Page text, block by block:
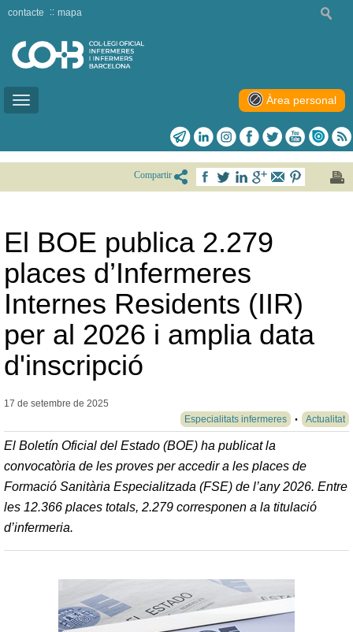
Toggle
contacte mapa
Àrea personal
Compartir
El BOE publica 2.279
places d’Infermeres
Internes Residents (IIR)
per al 2026 i amplia data
d'inscripció
17 de setembre de 2025
Especialitats infermeres
Actualitat
El Boletín Oficial del Estado (BOE) ha publicat la
convocatòria de les proves per accedir a les places de
Formació Sanitària Especialitzada (FSE) de l’any 2026. Entre
les 12.366 places totals, 2.279 corresponen a la titulació
d’infermeria.